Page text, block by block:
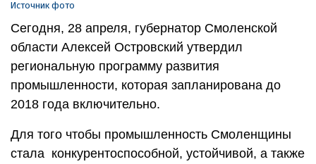
Источник фото
Сегодня, 28 апреля, губернатор Смоленской
области Алексей Островский утвердил
региональную программу развития
промышленности, которая запланирована до
2018 года включительно.
Для того чтобы промышленность Смоленщины
стала конкурентоспособной, устойчивой, а также